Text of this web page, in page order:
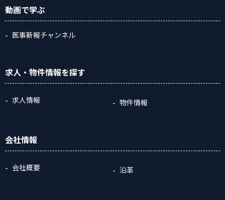
動画で学ぶ
医事新報チャンネル
求人・物件情報を探す
求人情報 物件情報
会社情報
会社概要 沿革